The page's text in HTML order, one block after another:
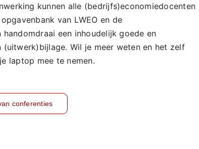
kunnen alle (bedrijfs)economiedocenten
van LWEO en de
een inhoudelijk goede en
Wil je meer weten en het zelf
laptop mee te nemen.
conferenties